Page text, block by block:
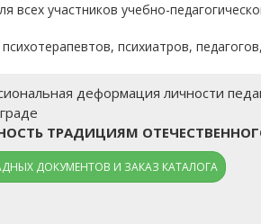
всех участников учебно-
психиатров,
деформация личности
ТРАДИЦИЯМ
ДОКУМЕНТОВ И ЗАКАЗ КАТАЛОГА